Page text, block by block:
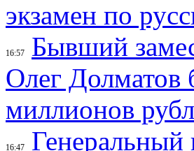
экзамен по
16:57
Бывший
Олег Долматов
миллионов
16:47